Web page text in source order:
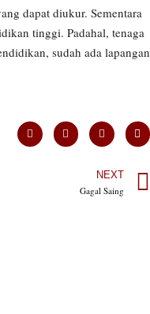
dapat diukur. Sementara
tinggi. Padahal, tenaga
sudah ada lapangan
NEXT
Gagal Saing